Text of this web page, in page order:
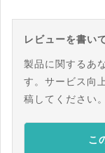
レビューを書い
製品に関するあ
す。サービス向
稿してください。
こ